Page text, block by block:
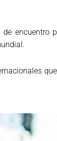
encuentro